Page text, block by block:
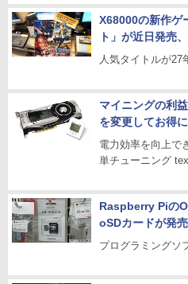
X68000の新作ゲ
ト」が近日発売
人気タイトルが27
マイニングの利
を変更してお得
電力効率を向上で
単チューニング
Raspberry Piの
oSDカードが発
プログラミングソ